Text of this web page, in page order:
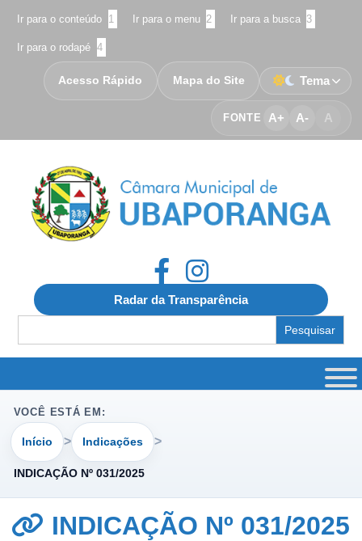
Ir para o conteúdo 1 Ir para o menu 2 Ir para a busca 3
Ir para o rodapé 4
FONTE A+ A- A
Acesso Rápido Mapa do Site Tema
Radar da Transparência
for:
VOCÊ ESTÁ EM:
Início Indicações
INDICAÇÃO Nº 031/2025
INDICAÇÃO Nº 031/2025